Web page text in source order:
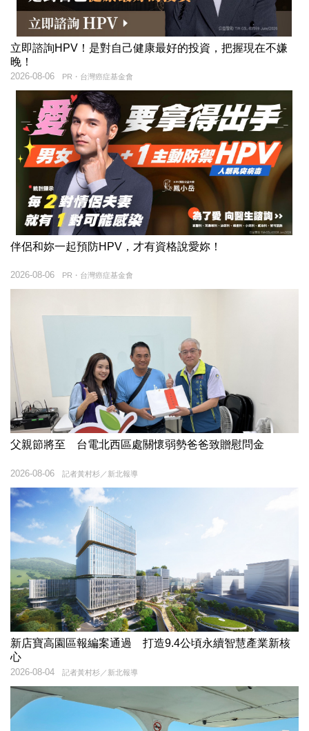
立即諮詢HPV！是對自己健康最好的投資，把握現在不嫌
晚！
PR・台灣癌症基金會
2026-08-06
伴侶和妳一起預防HPV，才有資格說愛妳！
PR・台灣癌症基金會
2026-08-06
父親節將至 台電北西區處關懷弱勢爸爸致贈慰問金
記者黃村杉／新北報導
2026-08-06
新店寶高園區報編案通過 打造9.4公頃永續智慧產業新核
心
記者黃村杉／新北報導
2026-08-04